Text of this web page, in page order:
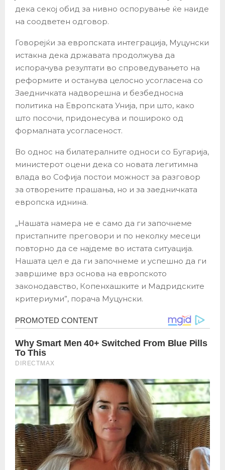
дека секој обид за нивно оспорување ќе наиде
на соодветен одговор.
Говорејќи за европската интеграција, Муцунски
истакна дека државата продолжува да
испорачува резултати во спроведувањето на
реформите и останува целосно усогласена со
Заедничката надворешна и безбедносна
политика на Европската Унија, при што, како
што посочи, придонесува и пошироко од
формалната усогласеност.
Во однос на билатералните односи со Бугарија,
министерот оцени дека со новата легитимна
влада во Софија постои можност за разговор
за отворените прашања, но и за заедничката
европска иднина.
„Нашата намера не е само да ги започнеме
пристапните преговори и по неколку месеци
повторно да се најдеме во истата ситуација.
Нашата цел е да ги започнеме и успешно да ги
завршиме врз основа на европското
законодавство, Копенхашките и Мадридските
критериуми”, порача Муцунски.